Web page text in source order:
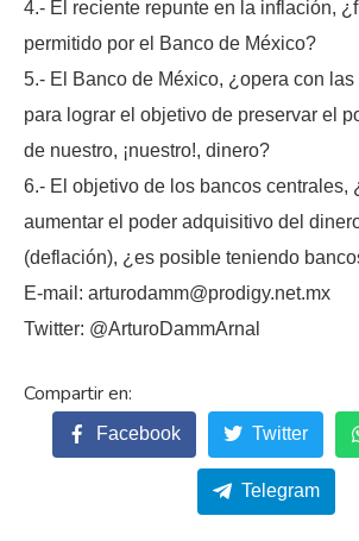
4.- El reciente repunte en la inflación,
permitido por el Banco de México?
5.- El Banco de México, ¿opera con
para lograr el objetivo de preservar el
de nuestro, ¡nuestro!, dinero?
6.- El objetivo de los bancos centrales,
aumentar el poder adquisitivo del
(deflación), ¿es posible teniendo
E-mail: arturodamm@prodigy.net.mx
Twitter: @ArturoDammArnal
Facebook Twitter
Telegram